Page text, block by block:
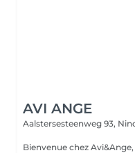
AVI ANGE
Aalstersesteenweg 93,
Bienvenue chez